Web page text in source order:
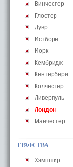
Винчестер
Глостер
Дувр
Истборн
Йорк
Кембридж
Кентербери
Колчестер
Ливерпуль
Лондон
Манчестер
ГРАФСТВА
Хэмпшир